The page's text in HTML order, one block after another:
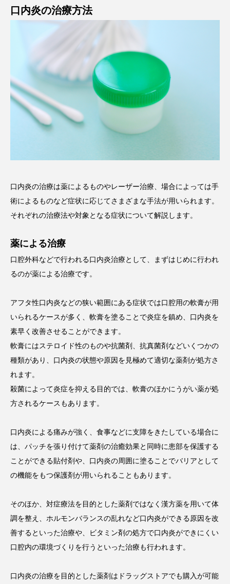
口内炎の治療方法
口内炎の治療は薬によるものやレーザー治療、場合によっては手
術によるものなど症状に応じてさまざまな手法が用いられます。
それぞれの治療法や対象となる症状について解説します。
薬による治療
口腔外科などで行われる口内炎治療として、まずはじめに行われ
るのが薬による治療です。
アフタ性口内炎などの狭い範囲にある症状では口腔用の軟膏が用
いられるケースが多く、軟膏を塗ることで炎症を鎮め、口内炎を
素早く改善させることができます。
軟膏にはステロイド性のものや抗菌剤、抗真菌剤などいくつかの
種類があり、口内炎の状態や原因を見極めて適切な薬剤が処方さ
れます。
殺菌によって炎症を抑える目的では、軟膏のほかにうがい薬が処
方されるケースもあります。
口内炎による痛みが強く、食事などに支障をきたしている場合に
は、パッチを張り付けて薬剤の治癒効果と同時に患部を保護する
ことができる貼付剤や、口内炎の周囲に塗ることでバリアとして
の機能をもつ保護剤が用いられることもあります。
そのほか、対症療法を目的とした薬剤ではなく漢方薬を用いて体
調を整え、ホルモンバランスの乱れなど口内炎ができる原因を改
善するといった治療や、ビタミン剤の処方で口内炎ができにくい
口腔内の環境づくりを行うといった治療も行われます。
口内炎の治療を目的とした薬剤はドラッグストアでも購入が可能